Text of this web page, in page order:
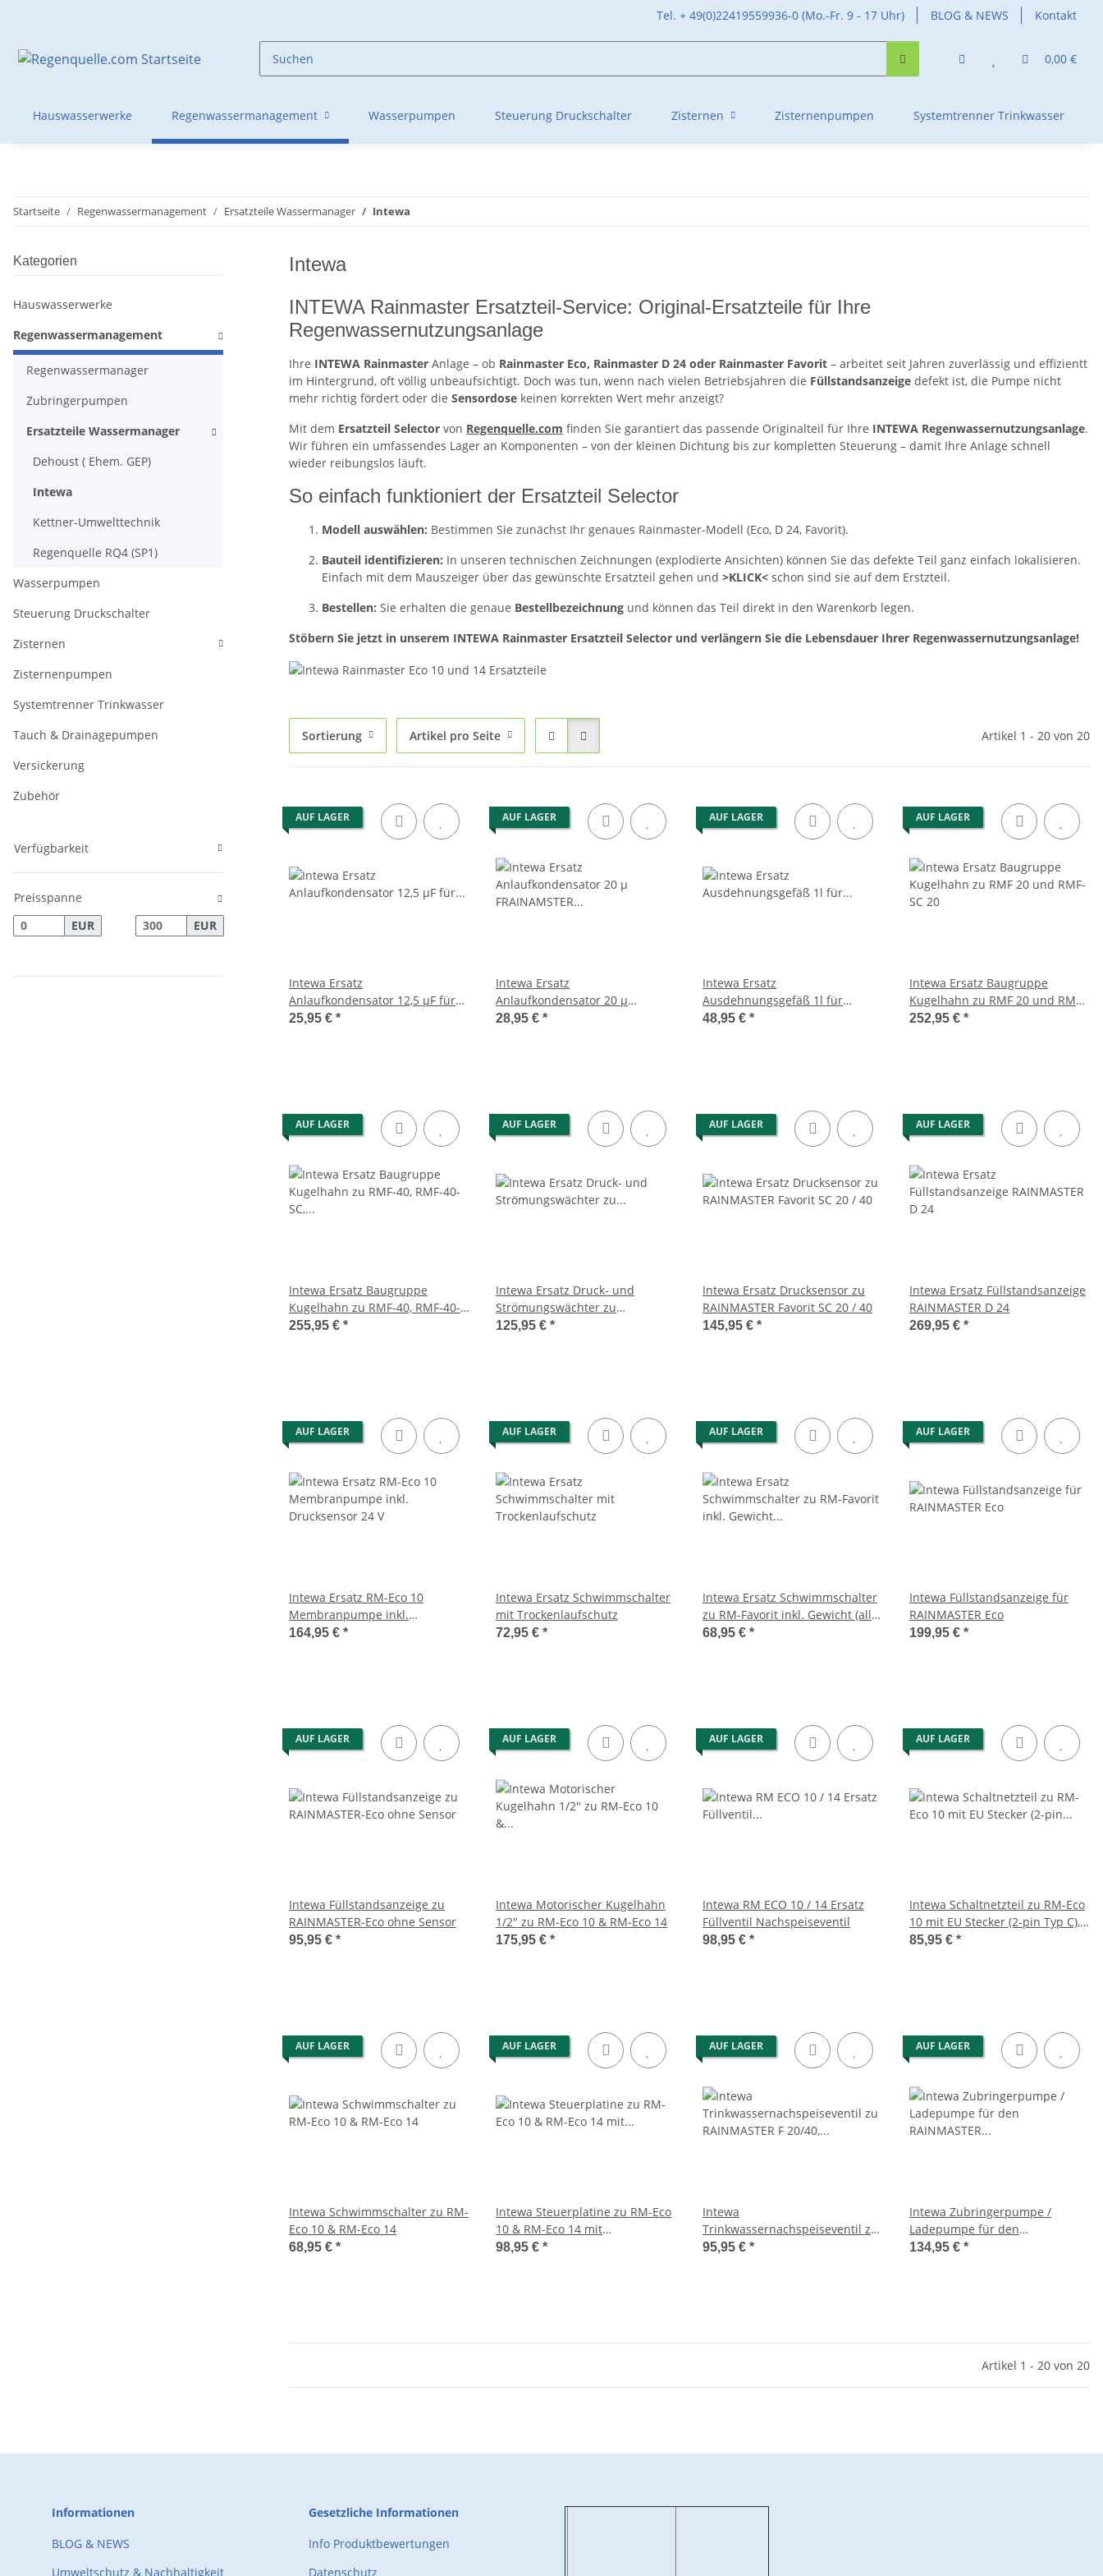
Tel. + 49(0)22419559936-0 (Mo.-Fr. 9 - 17 Uhr) BLOG & NEWS Kontakt
0,00 €
Hauswasserwerke Regenwassermanagement Wasserpumpen Steuerung Druckschalter Zisternen Zisternenpumpen Systemtrenner Trinkwasser
Startseite Regenwassermanagement Ersatzteile Wassermanager Intewa
Intewa
INTEWA Rainmaster Ersatzteil-Service: Original-Ersatzteile für Ihre
Regenwassernutzungsanlage
Ihre INTEWA Rainmaster Anlage – ob Rainmaster Eco, Rainmaster D 24 oder Rainmaster Favorit – arbeitet seit Jahren zuverlässig und effizientt
im Hintergrund, oft völlig unbeaufsichtigt. Doch was tun, wenn nach vielen Betriebsjahren die Füllstandsanzeige defekt ist, die Pumpe nicht
mehr richtig fördert oder die Sensordose keinen korrekten Wert mehr anzeigt?
Mit dem Ersatzteil Selector von Regenquelle.com finden Sie garantiert das passende Originalteil für Ihre INTEWA Regenwassernutzungsanlage.
Wir führen ein umfassendes Lager an Komponenten – von der kleinen Dichtung bis zur kompletten Steuerung – damit Ihre Anlage schnell
wieder reibungslos läuft.
So einfach funktioniert der Ersatzteil Selector
Modell auswählen: Bestimmen Sie zunächst Ihr genaues Rainmaster-Modell (Eco, D 24, Favorit).
Bauteil identifizieren: In unseren technischen Zeichnungen (explodierte Ansichten) können Sie das defekte Teil ganz einfach lokalisieren.
Einfach mit dem Mauszeiger über das gewünschte Ersatzteil gehen und >KLICK< schon sind sie auf dem Erstzteil.
Bestellen: Sie erhalten die genaue Bestellbezeichnung und können das Teil direkt in den Warenkorb legen.
Stöbern Sie jetzt in unserem INTEWA Rainmaster Ersatzteil Selector und verlängern Sie die Lebensdauer Ihrer Regenwassernutzungsanlage!
Sortierung Artikel pro Seite Artikel 1 - 20 von 20
AUF LAGER
Intewa Ersatz
Anlaufkondensator 12,5 µF für
Rainmaster F20 Sepamat F20
25,95 € *
AUF LAGER
Intewa Ersatz
Anlaufkondensator 20 µ
FRAINAMSTER F40 / SEPAMAT
28,95 € *
AUF LAGER
Intewa Ersatz
Ausdehnungsgefäß 1l für
RAINMASTER Eco 10-14
48,95 € *
AUF LAGER
Intewa Ersatz Baugruppe
Kugelhahn zu RMF 20 und RMF-
SC 20
252,95 € *
AUF LAGER
Intewa Ersatz Baugruppe
Kugelhahn zu RMF-40, RMF-40-
SC, RM-F55/70-SC
255,95 € *
AUF LAGER
Intewa Ersatz Druck- und
Strömungswächter zu
RAINMASTER Favorit 20 / 40
125,95 € *
AUF LAGER
Intewa Ersatz Drucksensor zu
RAINMASTER Favorit SC 20 / 40
145,95 € *
AUF LAGER
Intewa Ersatz Füllstandsanzeige
RAINMASTER D 24
269,95 € *
AUF LAGER
Intewa Ersatz RM-Eco 10
Membranpumpe inkl.
Drucksensor 24 V
164,95 € *
AUF LAGER
Intewa Ersatz Schwimmschalter
mit Trockenlaufschutz
72,95 € *
AUF LAGER
Intewa Ersatz Schwimmschalter
zu RM-Favorit inkl. Gewicht (alle
Typen)
68,95 € *
AUF LAGER
Intewa Füllstandsanzeige für
RAINMASTER Eco
199,95 € *
AUF LAGER
Intewa Füllstandsanzeige zu
RAINMASTER-Eco ohne Sensor
95,95 € *
AUF LAGER
Intewa Motorischer Kugelhahn
1/2" zu RM-Eco 10 & RM-Eco 14
175,95 € *
AUF LAGER
Intewa RM ECO 10 / 14 Ersatz
Füllventil Nachspeiseventil
98,95 € *
AUF LAGER
Intewa Schaltnetzteil zu RM-Eco
10 mit EU Stecker (2-pin Typ C),
24 V DC; 4 A
85,95 € *
AUF LAGER
Intewa Schwimmschalter zu RM-
Eco 10 & RM-Eco 14
68,95 € *
AUF LAGER
Intewa Steuerplatine zu RM-Eco
10 & RM-Eco 14 mit
Distanzhülsen und Alu-Display
98,95 € *
AUF LAGER
Intewa
Trinkwassernachspeiseventil zu
RAINMASTER F 20/40, SC 20/40 &
95,95 € *
AUF LAGER
Intewa Zubringerpumpe /
Ladepumpe für den
RAINMASTER Eco
134,95 € *
Artikel 1 - 20 von 20
Kategorien
Hauswasserwerke
Regenwassermanagement
Regenwassermanager
Zubringerpumpen
Ersatzteile Wassermanager
Dehoust ( Ehem. GEP)
Intewa
Kettner-Umwelttechnik
Regenquelle RQ4 (SP1)
Wasserpumpen
Steuerung Druckschalter
Zisternen
Zisternenpumpen
Systemtrenner Trinkwasser
Tauch & Drainagepumpen
Versickerung
Zubehör
Verfügbarkeit
Preisspanne
EUR
EUR
Informationen
BLOG & NEWS
Umweltschutz & Nachhaltigkeit
Gesetzliche Informationen
Info Produktbewertungen
Datenschutz